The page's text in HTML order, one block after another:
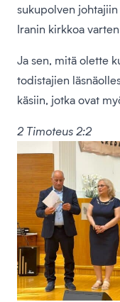
sukupolven johtajiin
Iranin kirkkoa
Ja sen, mitä olette
todistajien
käsiin, jotka ovat
2 Timoteus 2:2